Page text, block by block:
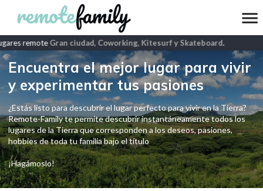
remoteGran ciudad, Coworking, Kitesurf y Skateboard.
Encuentra el mejor lugar para vivir
y experimentar tus pasiones
¿Estás listo para descubrir el lugar perfecto para vivir en la Tierra?
Remote-Family te permite descubrir instantáneamente todos los
lugares de la Tierra que corresponden a los deseos, pasiones,
hobbies de toda tu familia bajo el título
¡Hagámoslo!